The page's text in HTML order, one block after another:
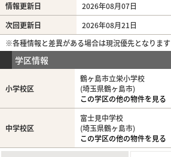
情報更新日
2026年08月07日
次回更新日
2026年08月21日
※各種情報と差異がある場合は現況優先となります
学区情報
小学校区
鶴ヶ島市立栄小学校
(埼玉県鶴ヶ島市)
この学区の他の物件を見る
中学校区
富士見中学校
(埼玉県鶴ヶ島市)
この学区の他の物件を見る